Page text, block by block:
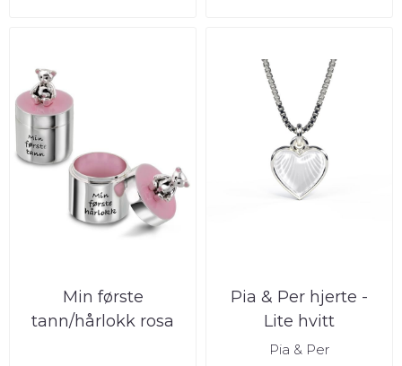
Min første
tann/hårlokk rosa
Pia & Per hjerte -
Lite hvitt
Pia & Per